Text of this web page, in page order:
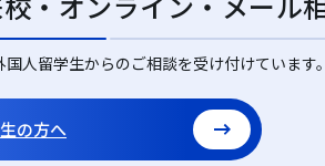
人留学生からのご相談を受け付けています。
の方へ